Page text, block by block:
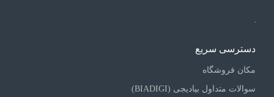
دسترسی سریع
مکان فروشگاه
سوالات متداول بیادیجی (BIADIGI)